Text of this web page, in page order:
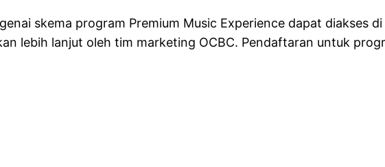
skema program Premium Music Experience dapat diakses
lebih lanjut oleh tim marketing OCBC. Pendaftaran untuk